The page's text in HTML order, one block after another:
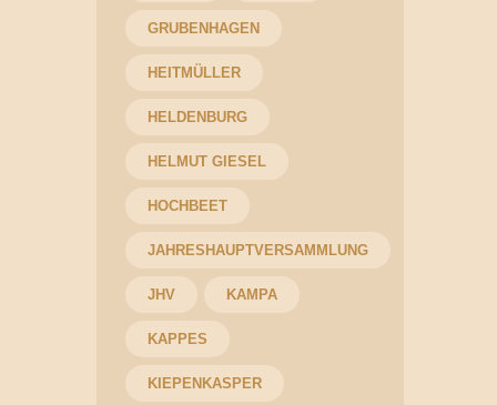
GRUBENHAGEN
HEITMÜLLER
HELDENBURG
HELMUT GIESEL
HOCHBEET
JAHRESHAUPTVERSAMMLUNG
JHV KAMPA
KAPPES
KIEPENKASPER